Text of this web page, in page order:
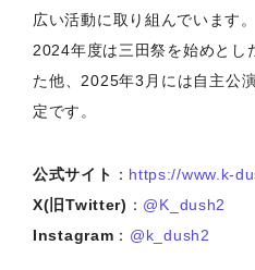
広い活動に取り組んでいます。
2024年度は三田祭を始めとし
た他、2025年3月には自主公
定です。
公式サイト ： https://www.k-
X(旧Twitter) ： @K_dush2
Instagram ： @k_dush2